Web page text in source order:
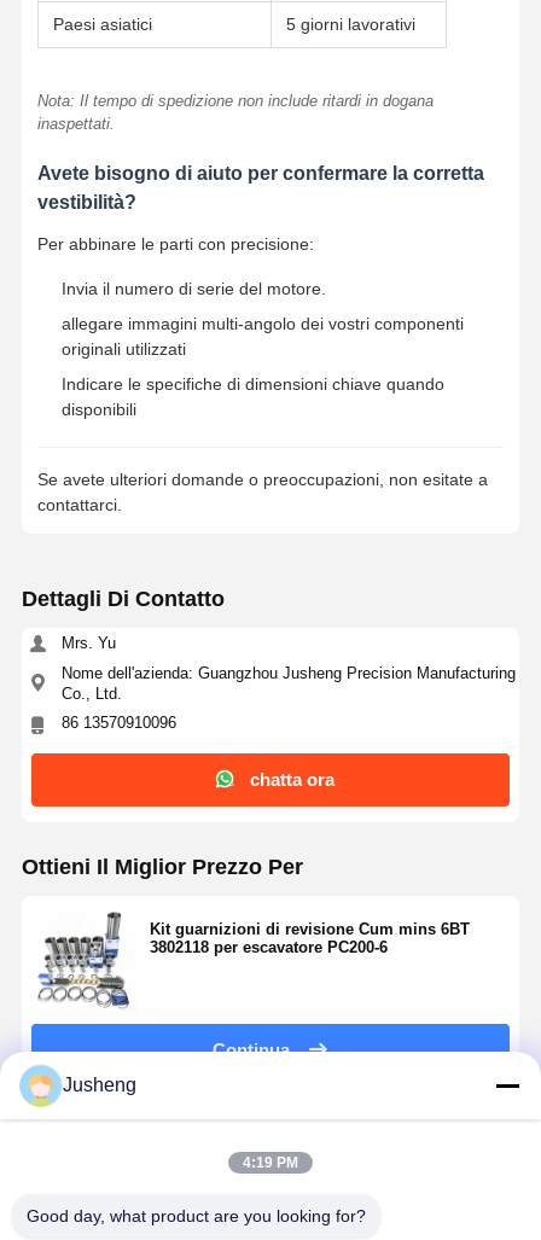
Paesi asiatici 5 giorni lavorativi
Nota: Il tempo di spedizione non include ritardi in dogana
inaspettati.
Avete bisogno di aiuto per confermare la corretta
vestibilità?
Per abbinare le parti con precisione:
Invia il numero di serie del motore.
allegare immagini multi-angolo dei vostri componenti
originali utilizzati
Indicare le specifiche di dimensioni chiave quando
disponibili
Se avete ulteriori domande o preoccupazioni, non esitate a
contattarci.
Dettagli Di Contatto
Mrs. Yu
Nome dell'azienda: Guangzhou Jusheng Precision Manufacturing
Co., Ltd.
86 13570910096
chatta ora
Ottieni Il Miglior Prezzo Per
Kit guarnizioni di revisione Cum mins 6BT
3802118 per escavatore PC200-6
Continua
Jusheng
4:19 PM
Good day, what product are you looking for?